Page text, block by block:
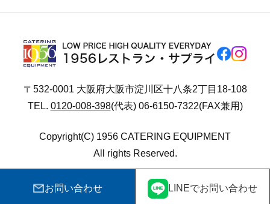
お問い合わせ LINEでお問い合わせ
〒532-0001 大阪府大阪市淀川区十八条2丁目18-108
TEL. 0120-008-398(代表) 06-6150-7322(FAX兼用)
Copyright(C) 1956 CATERING EQUIPMENT
All rights Reserved.